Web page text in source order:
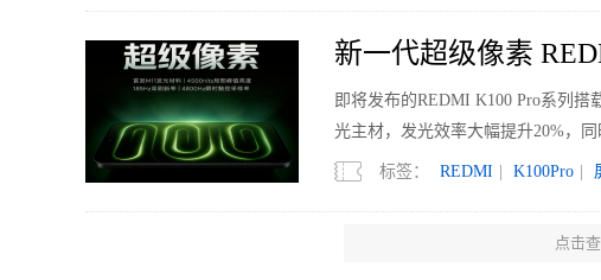
新一代超级像素
即将发布的REDMI K100 Pro系列
光主材，发光效率大幅提升20%，同
标签： REDMI K100Pro
国内电视销量下滑点击